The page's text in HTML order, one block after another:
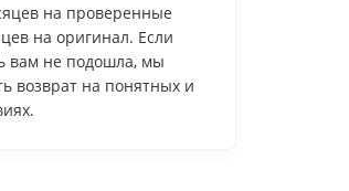
на проверенные
на оригинал. Если
вам не подошла, мы
возврат на понятных и